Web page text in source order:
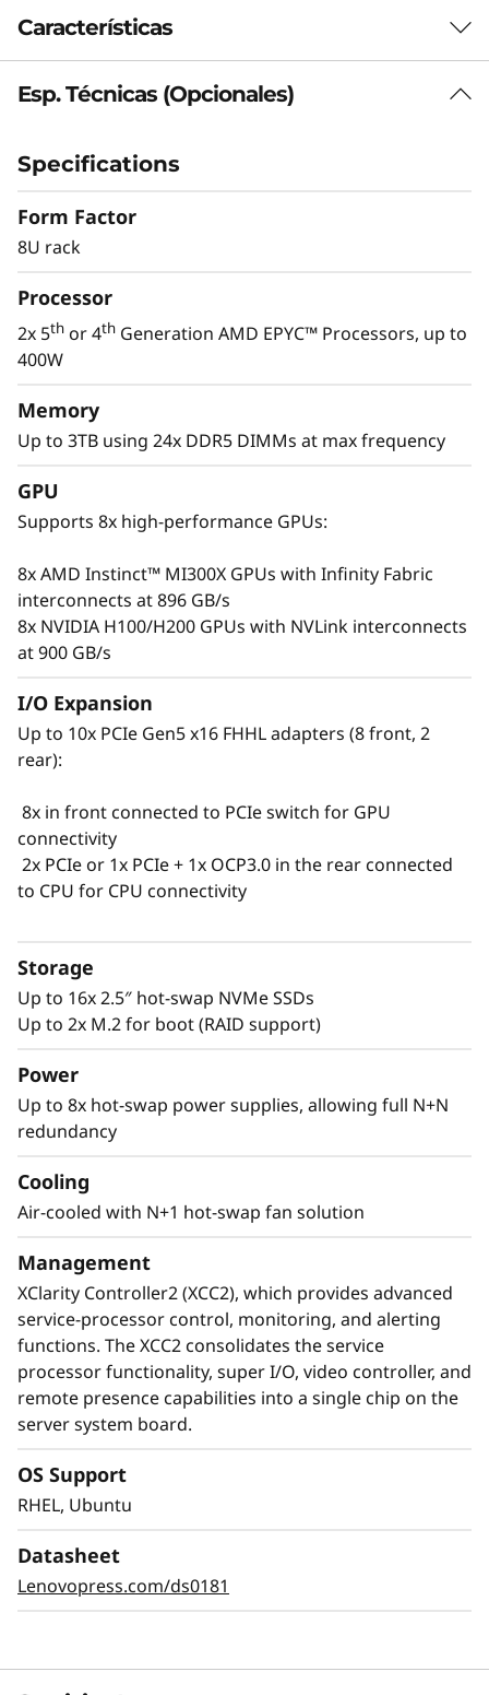
s
a
d
e
A
M
D
Características
Computación acelerada para IA y HPC
bastidor 8U2S construido para cargas de
exigencia. Cuenta con aceleración para
computación intensiva mediante los más
5.ª generación, interconexión con la más
elevada tasa de transferencia con AMD Infinity
Fabric o NVIDIA NVLink, y admite 8 GPU con la
tecnología más avanzada. Ofrece potencia de
modelado, entrenamiento, representación,
tecnología financiera, investigación científica y
Opciones y flexibilidad
para adaptarse a los requerimientos
específicos de su carga de trabajo y ofrece
gran flexibilidad con distintas opciones
Tanto si elige operar AMD sobre AMD
seleccionando el MI300x o so prefiere el
Puede elegir lo más adecuado según la
disponibilidad y las necesidades de sus cargas
Experiencia de usuario de primera clase
usuario de primera clase con el ThinkSystem
Esp. Técnicas (Opcionales)
Specifications
Form Factor
8U rack
Processor
2x 5th or 4th Generation AMD EPYC™ Processors, up to
400W
Memory
Up to 3TB using 24x DDR5 DIMMs at max frequency
GPU
Supports 8x high-performance GPUs:
8x AMD Instinct™ MI300X GPUs with Infinity Fabric
interconnects at 896 GB/s
8x NVIDIA H100/H200 GPUs with NVLink interconnects
at 900 GB/s
I/O Expansion
Up to 10x PCIe Gen5 x16 FHHL adapters (8 front, 2
rear):
8x in front connected to PCIe switch for GPU
connectivity
2x PCIe or 1x PCIe + 1x OCP3.0 in the rear connected
to CPU for CPU connectivity
Storage
Up to 16x 2.5″ hot-swap NVMe SSDs
Up to 2x M.2 for boot (RAID support)
Power
Up to 8x hot-swap power supplies, allowing full N+N
redundancy
Cooling
Air-cooled with N+1 hot-swap fan solution
Management
XClarity Controller2 (XCC2), which provides advanced
service-processor control, monitoring, and alerting
functions. The XCC2 consolidates the service
processor functionality, super I/O, video controller, and
remote presence capabilities into a single chip on the
server system board.
OS Support
RHEL, Ubuntu
Datasheet
Lenovopress.com/ds0181